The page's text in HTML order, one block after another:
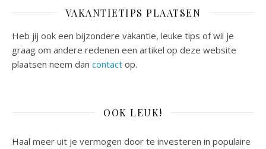
VAKANTIETIPS PLAATSEN
Heb jij ook een bijzondere vakantie, leuke tips of wil je
graag om andere redenen een artikel op deze website
plaatsen neem dan contact op.
OOK LEUK!
Haal meer uit je vermogen door te investeren in populaire